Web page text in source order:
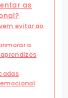
as
evitar ao
a